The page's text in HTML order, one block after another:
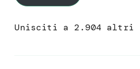
Unisciti a 2.904